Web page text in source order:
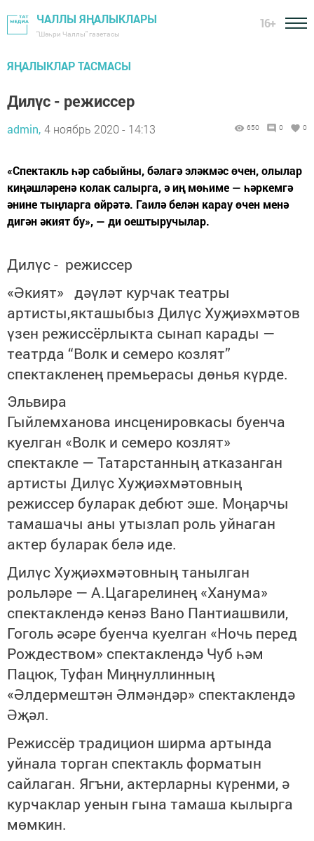
ЧАЛЛЫ ЯҢАЛЫКЛАРЫ
"Шәһри Чаллы" газетасы
16+
ЯҢАЛЫКЛАР ТАСМАСЫ
Дилүс - режиссер
admin, 4 ноябрь 2020 - 14:13 650 0 0
«Спектакль һәр сабыйны, бәлагә эләкмәс өчен, олылар
киңәшләренә колак салырга, ә иң мөһиме — һәркемгә
әнине тыңларга өйрәтә. Гаилә белән карау өчен менә
дигән әкият бу», — ди оештыручылар.
Дилүс - режиссер
«Әкият» дәүләт курчак театры
артисты,якташыбыз Дилүс Хуҗиәхмәтов
үзен режиссёрлыкта сынап карады —
театрда “Волк и семеро козлят”
спектакленең премьерасы дөнья күрде.
Эльвира
Гыйлемханова инсценировкасы буенча
куелган «Волк и семеро козлят»
спектакле — Татарстанның атказанган
артисты Дилүс Хуҗиәхмәтовның
режиссер буларак дебют эше. Моңарчы
тамашачы аны утызлап роль уйнаган
актер буларак белә иде.
Дилүс Хуҗиәхмәтовның танылган
рольләре — А.Цагарелинең «Ханума»
спектаклендә кенәз Вано Пантиашвили,
Гоголь әсәре буенча куелган «Ночь перед
Рождеством» спектаклендә Чуб һәм
Пацюк, Туфан Миңнуллинның
«Әлдермештән Әлмәндәр» спектаклендә
Әҗәл.
Режиссёр традицион ширма артында
уйнала торган спектакль форматын
сайлаган. Ягъни, актерларны күренми, ә
курчаклар уенын гына тамаша кылырга
мөмкин.